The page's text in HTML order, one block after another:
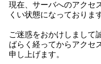
現在、サーバへのアクセ
くい状態になっておりま
ご迷惑をおかけしまして
ばらく経ってからアクセ
申し上げます。